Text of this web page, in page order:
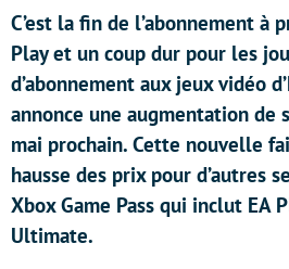
C’est la fin de l’abonnement à
Play et un coup dur pour les
d’abonnement aux jeux vidéo
annonce une augmentation de
mai prochain. Cette nouvelle
hausse des prix pour d’autres
Xbox Game Pass qui inclut EA
Ultimate.